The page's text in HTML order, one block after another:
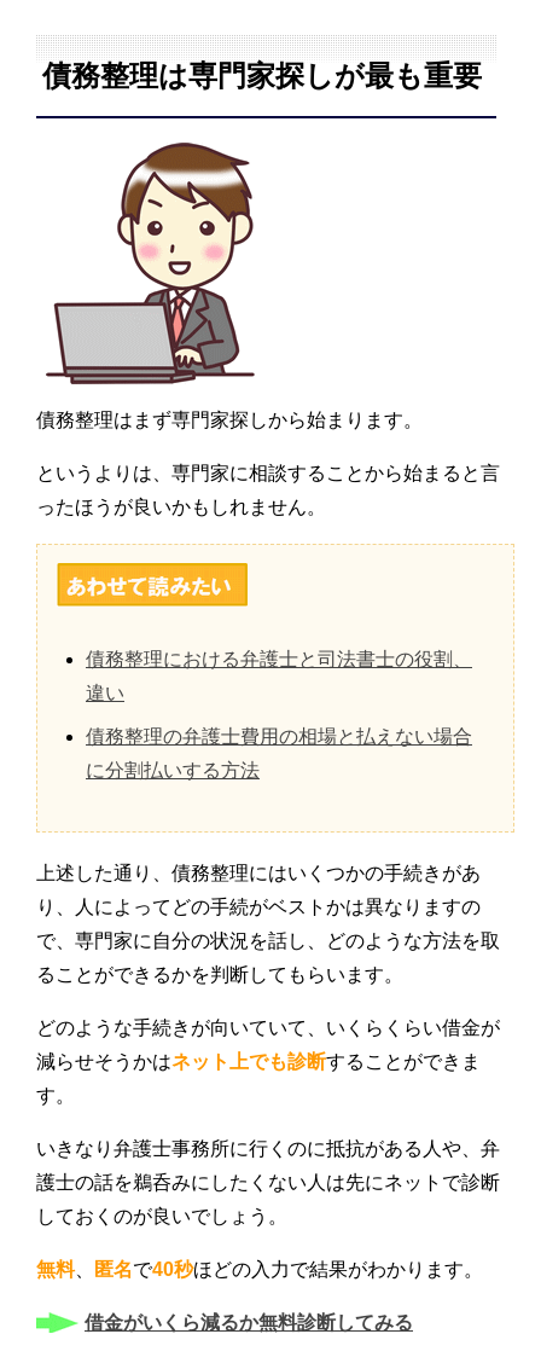
債務整理は専門家探しが最も重要
債務整理はまず専門家探しから始まります。
というよりは、専門家に相談することから始まると言
ったほうが良いかもしれません。
債務整理における弁護士と司法書士の役割、
違い
債務整理の弁護士費用の相場と払えない場合
に分割払いする方法
上述した通り、債務整理にはいくつかの手続きがあ
り、人によってどの手続がベストかは異なりますの
で、専門家に自分の状況を話し、どのような方法を取
ることができるかを判断してもらいます。
どのような手続きが向いていて、いくらくらい借金が
減らせそうかはネット上でも診断することができま
す。
いきなり弁護士事務所に行くのに抵抗がある人や、弁
護士の話を鵜呑みにしたくない人は先にネットで診断
しておくのが良いでしょう。
無料、 匿名で40秒ほどの入力で結果がわかります。
借金がいくら減るか無料診断してみる